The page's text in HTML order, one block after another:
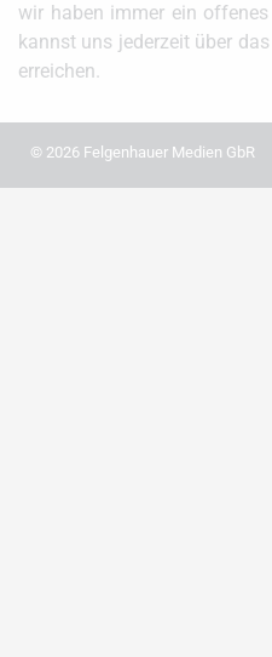
wir haben immer ein
kannst uns jederzeit über das
erreichen.
© 2026 Felgenhauer Medien GbR